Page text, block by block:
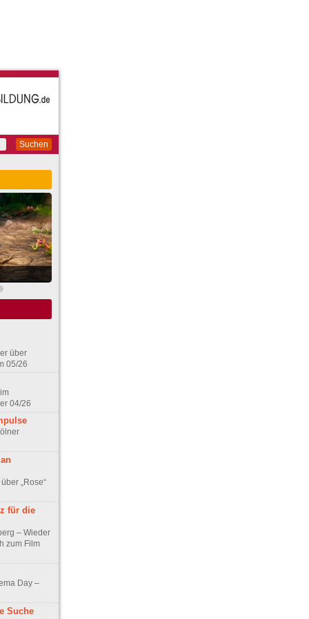
Suchen
über
05/26
04/26
„Rose“
für die
– Wieder
zum Film
Day –
Suche